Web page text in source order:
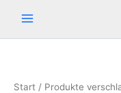
Start / Produkte